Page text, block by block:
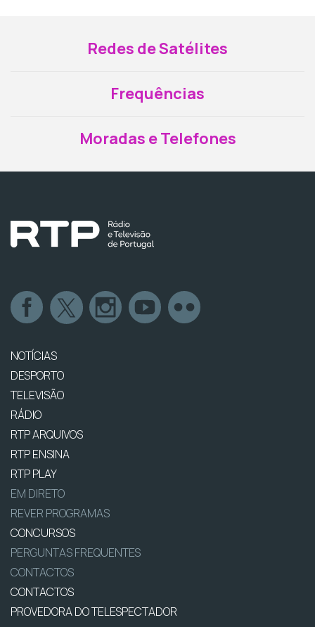
Redes de Satélites
Frequências
Moradas e Telefones
NOTÍCIAS
DESPORTO
TELEVISÃO
RÁDIO
RTP ARQUIVOS
RTP ENSINA
RTP PLAY
EM DIRETO
REVER PROGRAMAS
CONCURSOS
PERGUNTAS FREQUENTES
CONTACTOS
CONTACTOS
PROVEDORA DO TELESPECTADOR